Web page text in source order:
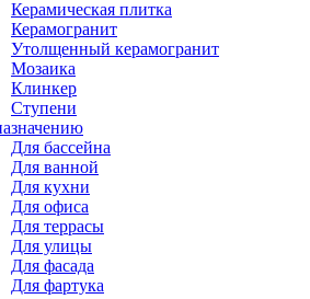
Керамическая плитка
Керамогранит
Утолщенный керамогранит
Мозаика
Клинкер
Ступени
Для бассейна
Для ванной
Для кухни
Для офиса
Для террасы
Для улицы
Для фасада
Для фартука